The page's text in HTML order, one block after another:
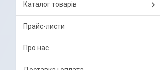
Каталог товарів
Прайс-листи
Про нас